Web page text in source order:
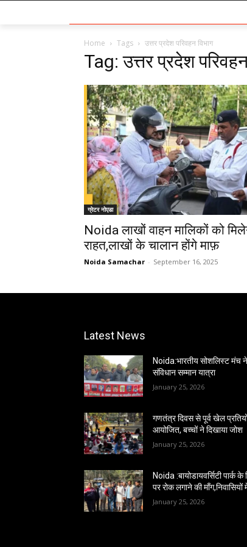
Home Tags उत्तर प्रदेश परिवहन विभाग
Tag: उत्तर प्रदेश
ग्रेटर नोएडा
Noida लाखों वाहन मालिकों को
राहत,लाखों के चालान होंगे माफ़
Noida Samachar - September 16, 2025
Latest News
Noida:भारतीय सोशलिस्ट मंच
संविधान सम्मान यात्रा
January 25, 2026
गणतंत्र दिवस से पूर्व खेल
आयोजित, बच्चों ने दिखाया जोश
January 25, 2026
Noida :बायोडायवर्सिटी पार्क के
पर रोक लगाने की
January 25, 2026